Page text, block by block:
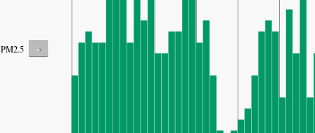
PM2.5 -